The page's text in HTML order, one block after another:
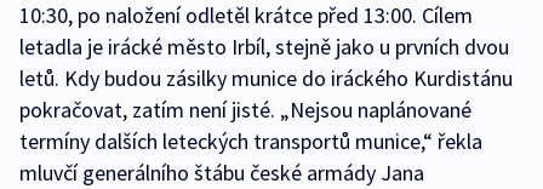
10:30, po naložení odletěl krátce před 13:00. Cílem
letadla je irácké město Irbíl, stejně jako u prvních dvou
letů. Kdy budou zásilky munice do iráckého Kurdistánu
pokračovat, zatím není jisté. „Nejsou naplánované
termíny dalších leteckých transportů munice,“ řekla
mluvčí generálního štábu české armády Jana